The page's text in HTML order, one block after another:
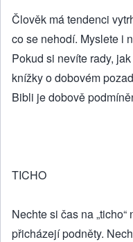
Člověk má tendenci
co se nehodí. Myslete i
Pokud si nevíte rady,
knížky o dobovém
Bibli je dobově
TICHO
Nechte si čas na
přicházejí podněty.